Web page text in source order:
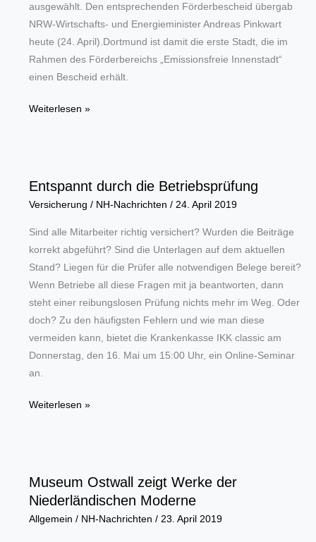
ausgewählt. Den entsprechenden Förderbescheid übergab
NRW-Wirtschafts- und Energieminister Andreas Pinkwart
heute (24. April).Dortmund ist damit die erste Stadt, die im
Rahmen des Förderbereichs „Emissionsfreie Innenstadt“
einen Bescheid erhält.
Stadt
zu
Euro
Fördergelder
für
Klimamaßnahmen
in
der
Innenstadt
Weiterlesen »
Entspannt durch die Betriebsprüfung
Versicherung / NH-Nachrichten / 24. April 2019
Sind alle Mitarbeiter richtig versichert? Wurden die Beiträge
korrekt abgeführt? Sind die Unterlagen auf dem aktuellen
Stand? Liegen für die Prüfer alle notwendigen Belege bereit?
Wenn Betriebe all diese Fragen mit ja beantworten, dann
steht einer reibungslosen Prüfung nichts mehr im Weg. Oder
doch? Zu den häufigsten Fehlern und wie man diese
vermeiden kann, bietet die Krankenkasse IKK classic am
Donnerstag, den 16. Mai um 15:00 Uhr, ein Online-Seminar
an.
Entspannt
Weiterlesen »
Museum Ostwall zeigt Werke der
Niederländischen Moderne
Allgemein / NH-Nachrichten / 23. April 2019